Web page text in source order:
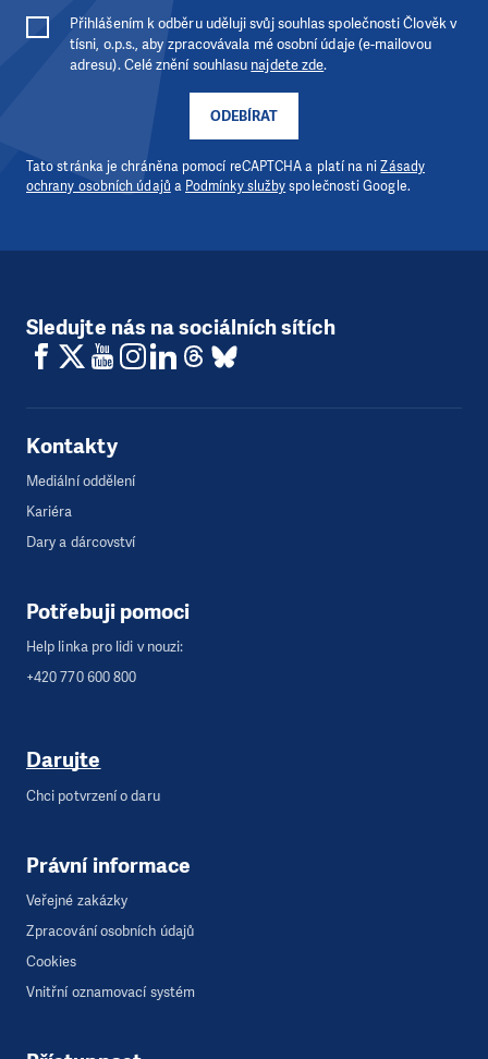
ODEBÍRAT
Přihlášením k odběru uděluji svůj souhlas společnosti Člověk v
tísni, o.p.s., aby zpracovávala mé osobní údaje (e-mailovou
adresu). Celé znění souhlasu najdete zde.
Tato stránka je chráněna pomocí reCAPTCHA a platí na niZásady
ochrany osobních údajů a Podmínky službyspolečnosti Google.
Sledujte nás na sociálních sítích
Kontakty
Mediální oddělení
Kariéra
Dary a dárcovství
Potřebuji pomoci
Help linka pro lidi v nouzi:
+420 770 600 800
Darujte
Chci potvrzení o daru
Právní informace
Veřejné zakázky
Zpracování osobních údajů
Cookies
Vnitřní oznamovací systém